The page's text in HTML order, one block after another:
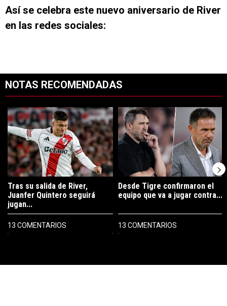
Así se celebra este nuevo aniversario de River
en las redes sociales:
NOTAS RECOMENDADAS
Un artículo de tendencia con el título "Tras su salida de River,
Tras su salida de River,
Juanfer Quintero seguirá
jugan...
13 COMENTARIOS
Un artículo de tendencia con el
Desde Tigre confirmaron el
equipo que va a jugar contra...
13 COMENTARIOS